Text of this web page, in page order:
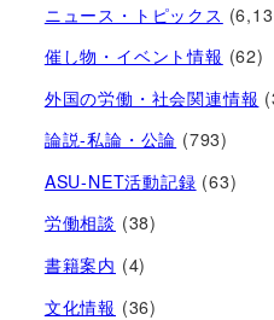
ニュース・トピックス
催し物・イベント情報 (62)
外国の労働・社会関連情報
論説-私論・公論 (793)
ASU-NET活動記録 (63)
労働相談 (38)
書籍案内 (4)
文化情報 (36)